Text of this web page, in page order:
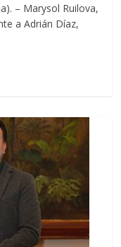
– Marysol Ruilova,
a Adrián Díaz,